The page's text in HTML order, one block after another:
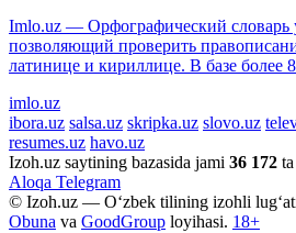
Imlo.uz — Орфографический словарь
позволяющий проверить
латинице и кириллице. В базе более
imlo.uz
ibora.uz salsa.uz skripka.uz slovo.uz
resumes.uz havo.uz
Izoh.uz saytining bazasida jami 36 172
Aloqa Telegram
© Izoh.uz — O‘zbek tilining izohli
Obuna va GoodGroup loyihasi. 18+